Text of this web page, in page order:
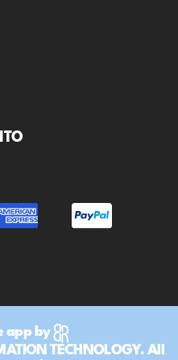
app by
TECHNOLOGY. All